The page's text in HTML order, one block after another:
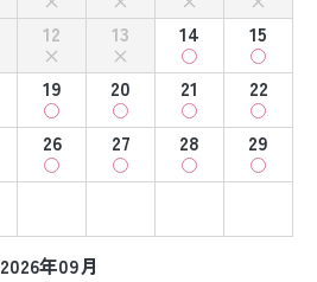
12 13 14
15
19 20 21
22
26 27 28
29
2026年09月